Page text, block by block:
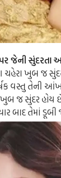
પર જેની
ખુબ જ
વસ્તુ તેની
જ સુંદર હોય
બાદ તેમાં ડૂબી